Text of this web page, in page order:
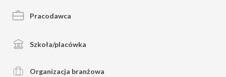
Pracodawca
Szkoła/placówka
Organizacja branżowa